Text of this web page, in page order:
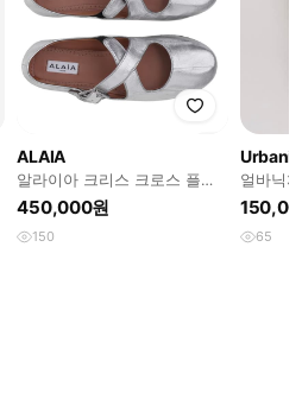
ALAIA
알라이아 크리스 크로스 플랫
슈즈(38.5)
450,000원
150
얼바닉
65